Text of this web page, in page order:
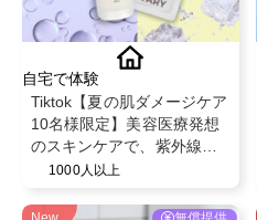
自宅で体験
Tiktok【夏の肌ダメージケア
10名様限定】美容医療発想
のスキンケアで、紫外線や
乾燥でゆらぎやすい肌を整
ット
1000人以上